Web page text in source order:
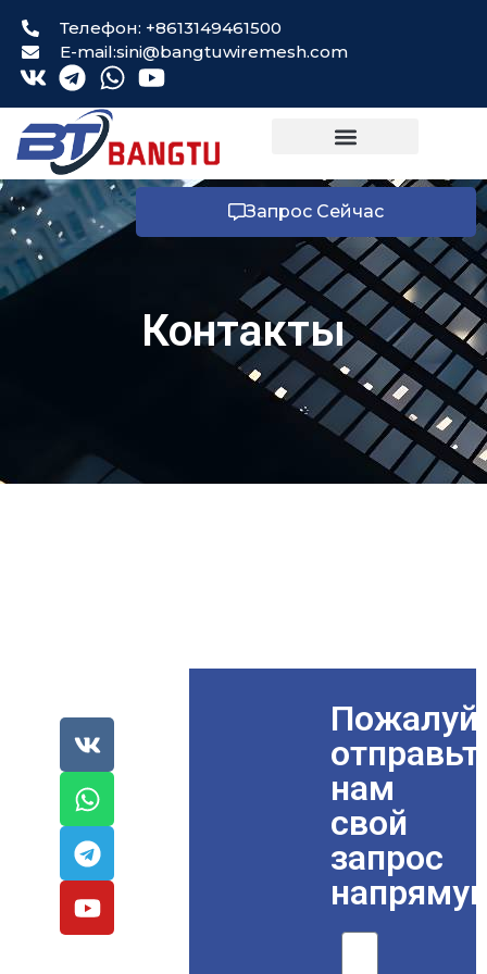
Телефон: +8613149461500
E-mail:sini@bangtuwiremesh.com
Запрос Сейчас
Контакты
нам
свой
запрос